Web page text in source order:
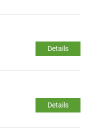
Details
Details